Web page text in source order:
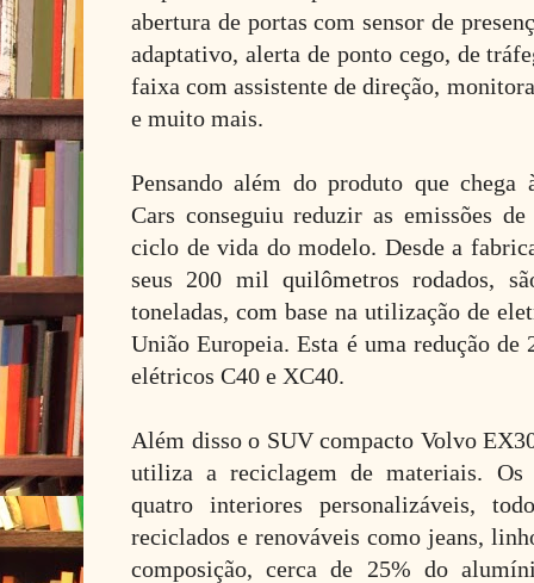
abertura de portas com sensor de
adaptativo, alerta de ponto cego, de
faixa com assistente de direção,
e muito mais.
Pensando além do produto que chega
Cars conseguiu reduzir as emissões
ciclo de vida do modelo. Desde a
seus 200 mil quilômetros rodados,
toneladas, com base na utilização de
União Europeia. Esta é uma redução de
elétricos C40 e XC40.
Além disso o SUV compacto Volvo
utiliza a reciclagem de materiais. Os
quatro interiores personalizáveis,
reciclados e renováveis como jeans,
composição, cerca de 25% do